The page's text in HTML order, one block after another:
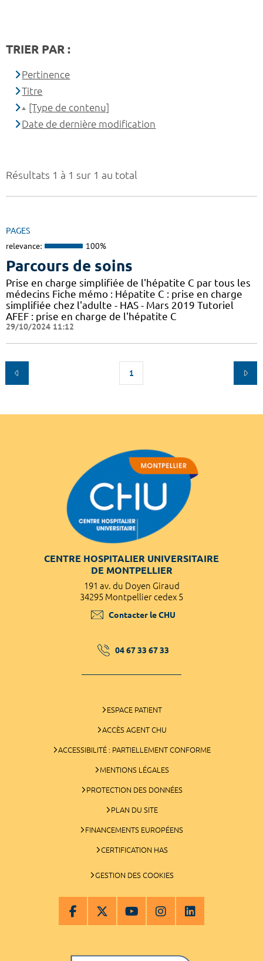
Résultats 1 à 1 sur 1 au total
PAGES
relevance: 100%
Parcours de soins
Prise en charge simplifiée de l'hépatite C par tous les
médecins Fiche mémo : Hépatite C : prise en charge
simplifiée chez l'adulte - HAS - Mars 2019 Tutoriel
AFEF : prise en charge de l'hépatite C
29/10/2024 11:12
1
TRIER PAR :
Pertinence
Titre
[Type de contenu]
Date de dernière modification
CENTRE HOSPITALIER UNIVERSITAIRE
DE MONTPELLIER
191 av. du Doyen Giraud
34295 Montpellier cedex 5
Contacter le CHU
04 67 33 67 33
ESPACE PATIENT
ACCÈS AGENT CHU
ACCESSIBILITÉ : PARTIELLEMENT CONFORME
MENTIONS LÉGALES
PROTECTION DES DONNÉES
PLAN DU SITE
FINANCEMENTS EUROPÉENS
CERTIFICATION HAS
GESTION DES COOKIES